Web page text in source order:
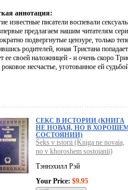
аннотация:
известные писатели воспевали
предлагаем нашим читателям
подвергнутые цензуре, только
родителей, юная Тристана
ее своей наложницей - и очень скоро
несчастье, уготованное ей
СЕКС В ИСТОРИИ (КНИГА
НЕ НОВАЯ, НО В
СОСТОЯНИИ)
Seks v istorii (Kniga ne novaia,
no v khoroshem sostoianii)
Тэннэхилл Рэй
Your Price: $9.95